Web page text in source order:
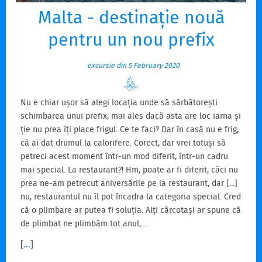
Malta - destinație nouă
pentru un nou prefix
excursie din 5 February 2020
Nu e chiar ușor să alegi locația unde să sărbătorești
schimbarea unui prefix, mai ales dacă asta are loc iarna și
ție nu prea îți place frigul. Ce te faci? Dar în casă nu e frig,
că ai dat drumul la calorifere. Corect, dar vrei totuși să
petreci acest moment într-un mod diferit, într-un cadru
mai special. La restaurant?! Hm, poate ar fi diferit, căci nu
prea ne-am petrecut aniversările pe la restaurant, dar [...]
nu, restaurantul nu îl pot încadra la categoria special. Cred
că o plimbare ar putea fi soluția. Alți cârcotași ar spune că
de plimbat ne plimbăm tot anul,…
[...]